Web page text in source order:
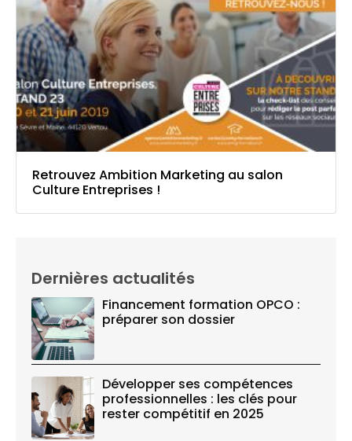
Retrouvez Ambition Marketing au salon
Culture Entreprises !
Dernières actualités
Financement formation OPCO :
préparer son dossier
Développer ses compétences
professionnelles : les clés pour
rester compétitif en 2025